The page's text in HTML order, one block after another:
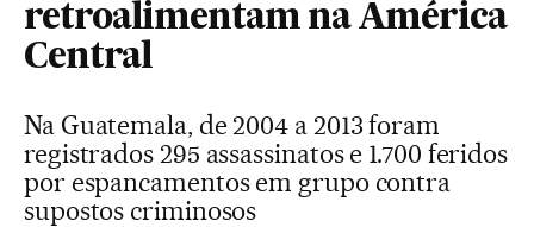
retroalimentam na América
Central
Na Guatemala, de 2004 a 2013 foram
registrados 295 assassinatos e 1.700 feridos
por espancamentos em grupo contra
supostos criminosos